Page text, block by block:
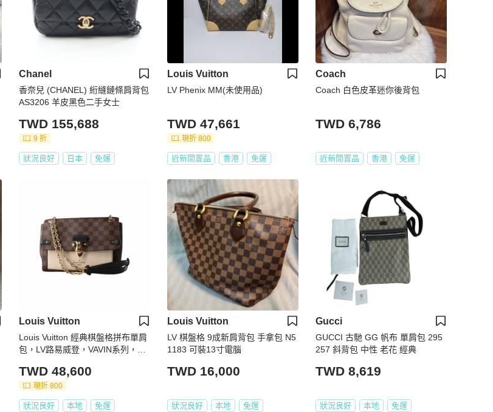
Chanel
香奈兒 (CHANEL) 絎縫鏈條肩背包
AS3206 羊皮黑色二手女士
TWD 155,688
9 折
狀況良好 日本 免運
Louis Vuitton
LV Phenix MM(未使用品)
TWD 47,661
現折 800
近新閒置品 香港 免運
Coach
Coach 白色皮革迷你後背包
TWD 6,786
近新閒置品 香港 免運
Louis Vuitton
Louis Vuitton 經典棋盤格拼布單肩
包，LV路易威登，VAVIN系列，單
品，免運
TWD 48,600
現折 800
狀況良好 本地 免運
Louis Vuitton
LV 棋盤格 9成新肩背包 手拿包 N5
1183 可裝13寸電腦
TWD 16,000
狀況良好 本地 免運
Gucci
GUCCI 古馳 GG 帆布 單肩包 295
257 斜背包 中性 老花 經典
TWD 8,619
狀況良好 本地 免運